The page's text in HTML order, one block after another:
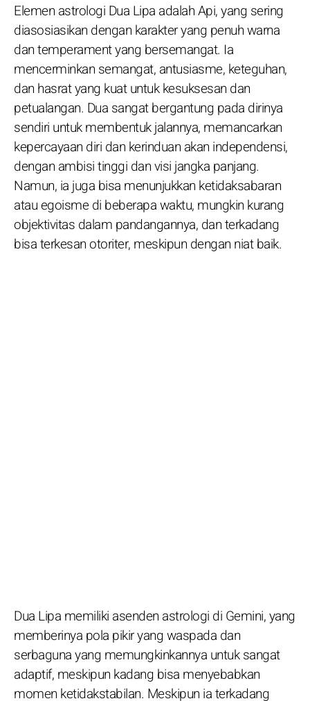
Elemen astrologi Dua Lipa adalah Api, yang sering
diasosiasikan dengan karakter yang penuh warna
dan temperament yang bersemangat. Ia
mencerminkan semangat, antusiasme, keteguhan,
dan hasrat yang kuat untuk kesuksesan dan
petualangan. Dua sangat bergantung pada dirinya
sendiri untuk membentuk jalannya, memancarkan
kepercayaan diri dan kerinduan akan independensi,
dengan ambisi tinggi dan visi jangka panjang.
Namun, ia juga bisa menunjukkan ketidaksabaran
atau egoisme di beberapa waktu, mungkin kurang
objektivitas dalam pandangannya, dan terkadang
bisa terkesan otoriter, meskipun dengan niat baik.
Dua Lipa memiliki asenden astrologi di Gemini, yang
memberinya pola pikir yang waspada dan
serbaguna yang memungkinkannya untuk sangat
adaptif, meskipun kadang bisa menyebabkan
momen ketidakstabilan. Meskipun ia terkadang